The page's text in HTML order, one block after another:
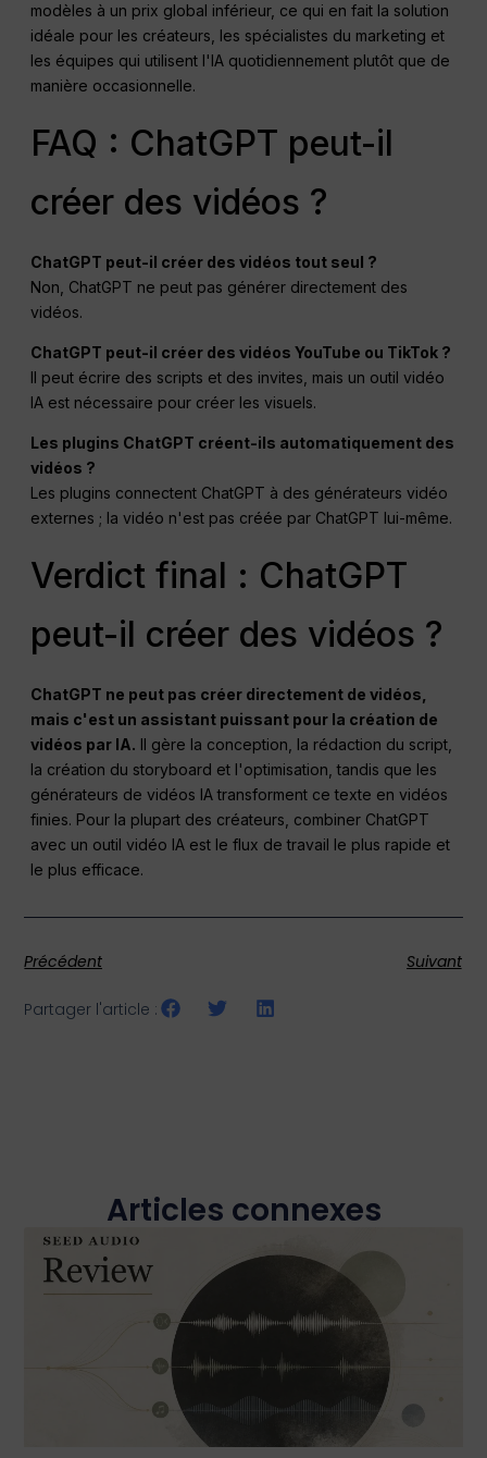
modèles à un prix global inférieur, ce qui en fait la solution
idéale pour les créateurs, les spécialistes du marketing et
les équipes qui utilisent l'IA quotidiennement plutôt que de
manière occasionnelle.
FAQ : ChatGPT peut-il
créer des vidéos ?
ChatGPT peut-il créer des vidéos tout seul ?
Non, ChatGPT ne peut pas générer directement des
vidéos.
ChatGPT peut-il créer des vidéos YouTube ou TikTok ?
Il peut écrire des scripts et des invites, mais un outil vidéo
IA est nécessaire pour créer les visuels.
Les plugins ChatGPT créent-ils automatiquement des
vidéos ?
Les plugins connectent ChatGPT à des générateurs vidéo
externes ; la vidéo n'est pas créée par ChatGPT lui-même.
Verdict final : ChatGPT
peut-il créer des vidéos ?
ChatGPT ne peut pas créer directement de vidéos,
mais c'est un assistant puissant pour la création de
vidéos par IA. Il gère la conception, la rédaction du script,
la création du storyboard et l'optimisation, tandis que les
générateurs de vidéos IA transforment ce texte en vidéos
finies. Pour la plupart des créateurs, combiner ChatGPT
avec un outil vidéo IA est le flux de travail le plus rapide et
le plus efficace.
Précédent Suivant
Partager l'article :
Articles connexes